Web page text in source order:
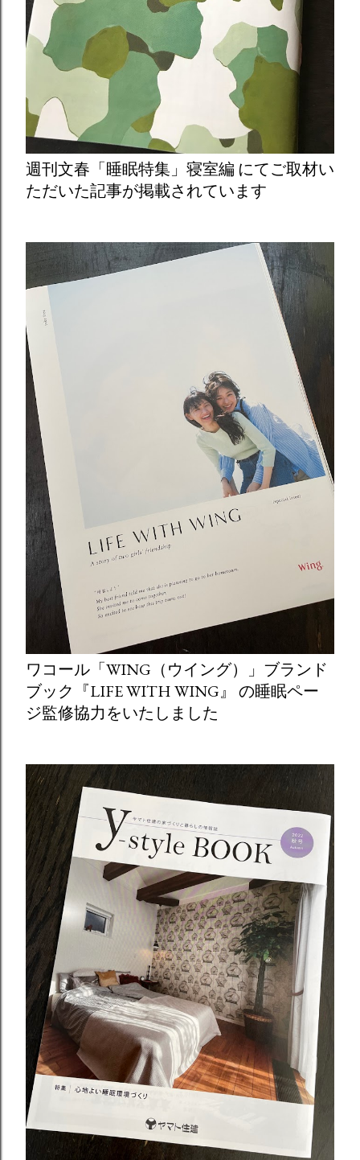
週刊文春「睡眠特集」寝室編 にてご取材い
ただいた記事が掲載されています
ワコール「WING（ウイング）」ブランド
ブック『LIFE WITH WING』 の睡眠ペー
ジ監修協力をいたしました